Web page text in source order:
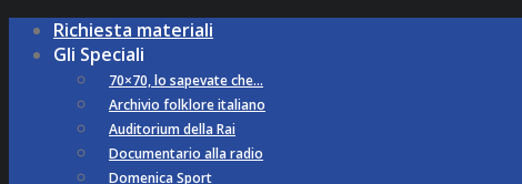
Richiesta materiali
Gli Speciali
70×70, lo sapevate che…
Archivio folklore italiano
Auditorium della Rai
Documentario alla radio
Domenica Sport